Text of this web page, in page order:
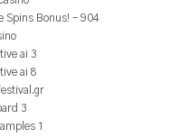
Spins Bonus! – 904
ai 3
ai 8
3
1